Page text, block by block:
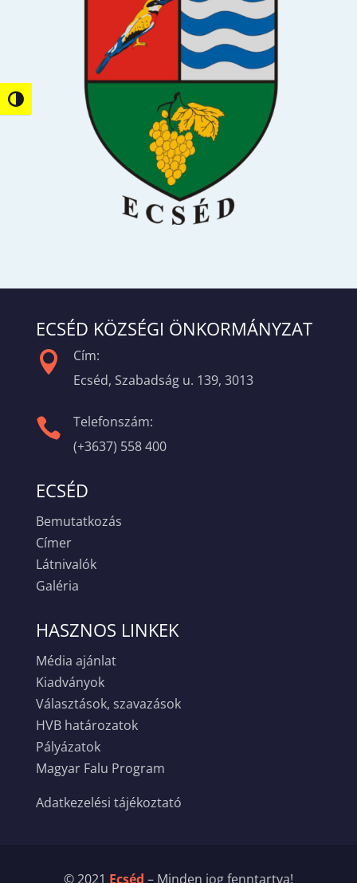
Nagy kontraszt váltása
ECSÉD KÖZSÉGI ÖNKORMÁNYZAT

Cím:
Ecséd, Szabadság u. 139, 3013

Telefonszám:
(+3637) 558 400
ECSÉD
Bemutatkozás
Címer
Látnivalók
Galéria
HASZNOS LINKEK
Média ajánlat
Kiadványok
Választások, szavazások
HVB határozatok
Pályázatok
Magyar Falu Program
Adatkezelési tájékoztató
© 2021 Ecséd – Minden jog fenntartva!